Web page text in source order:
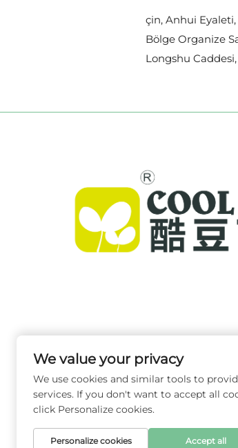
çin, Anhui
Bölge Organize
Longshu Caddesi,
laboratuvar onaylı güvenlik ile 72
kullanılan yenilikçi, yüksek kaliteli
üretiyoruz. Bugün katalog isteyin.
We value your privacy
We use cookies and similar tools to
services. If you don't want to accept all
click Personalize cookies.
Personalize cookies Accept all